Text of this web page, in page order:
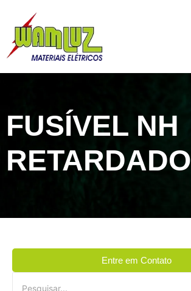
FUSÍVEL NH
RETARDADO
Entre em Contato